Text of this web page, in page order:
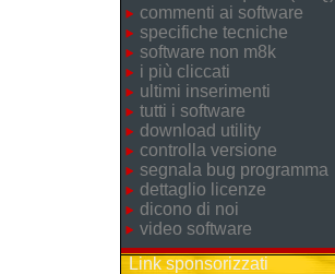
commenti ai software
specifiche tecniche
software non m8k
i più cliccati
ultimi inserimenti
tutti i software
download utility
controlla versione
segnala bug programma
dettaglio licenze
dicono di noi
video software
Link sponsorizzati